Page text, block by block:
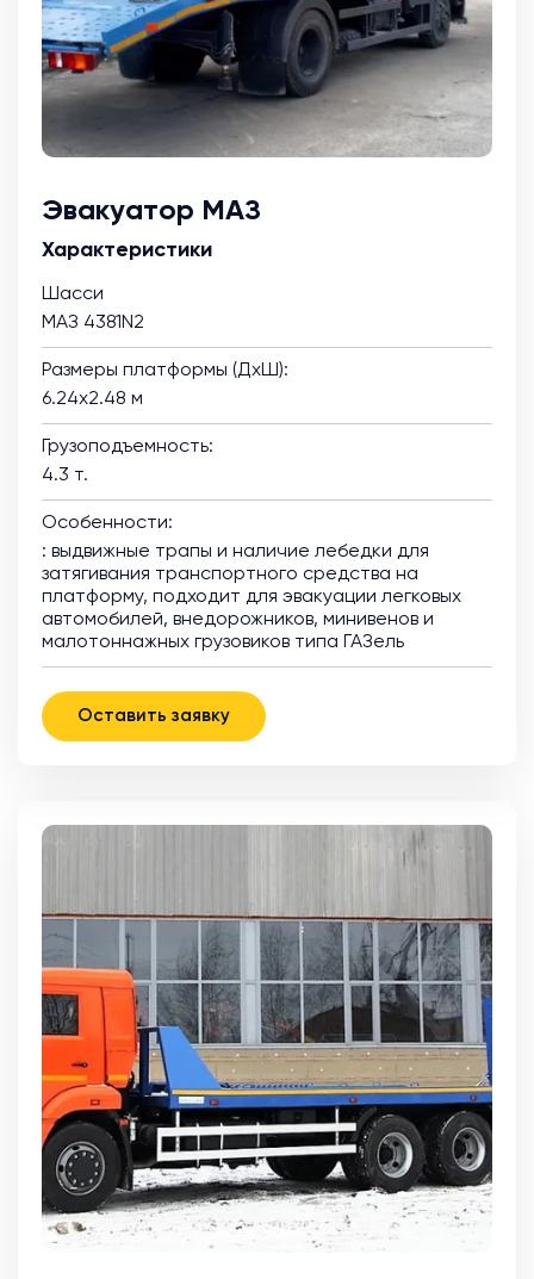
Эвакуатор МАЗ
Характеристики
Шасси
МАЗ 4381N2
Размеры платформы (ДхШ):
6.24х2.48 м
Грузоподъемность:
4.3 т.
Особенности:
: выдвижные трапы и наличие лебедки для
затягивания транспортного средства на
платформу, подходит для эвакуации легковых
автомобилей, внедорожников, минивенов и
малотоннажных грузовиков типа ГАЗель
Оставить заявку